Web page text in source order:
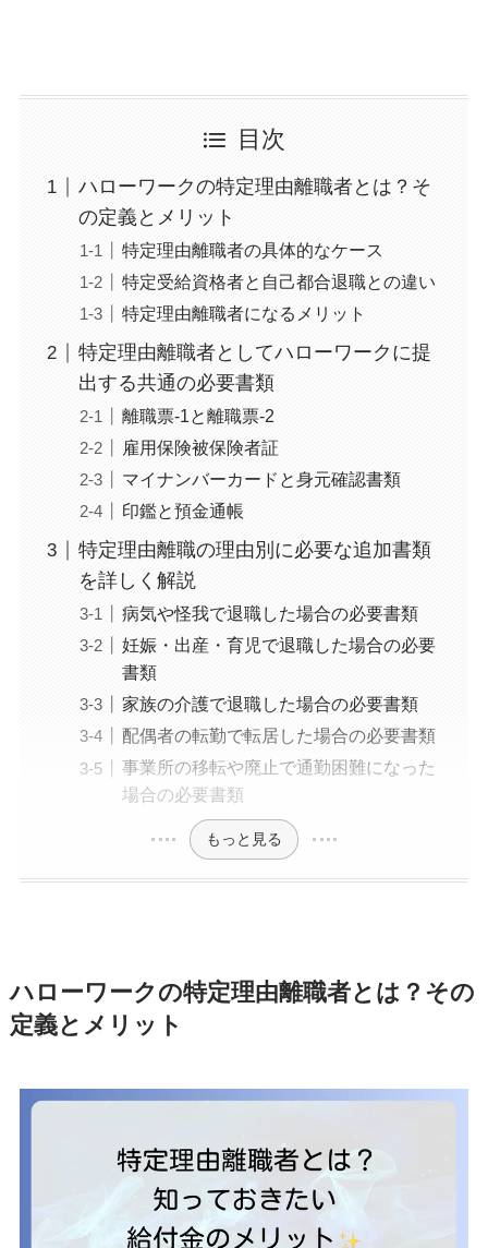
目次
ハローワークの特定理由離職者とは？そ
の定義とメリット
特定理由離職者の具体的なケース
特定受給資格者と自己都合退職との違い
特定理由離職者になるメリット
特定理由離職者としてハローワークに提
出する共通の必要書類
離職票-1と離職票-2
雇用保険被保険者証
マイナンバーカードと身元確認書類
印鑑と預金通帳
特定理由離職の理由別に必要な追加書類
を詳しく解説
病気や怪我で退職した場合の必要書類
妊娠・出産・育児で退職した場合の必要
書類
家族の介護で退職した場合の必要書類
配偶者の転勤で転居した場合の必要書類
事業所の移転や廃止で通勤困難になった
場合の必要書類
もっと見る
ハローワークの特定理由離職者とは？その
定義とメリット